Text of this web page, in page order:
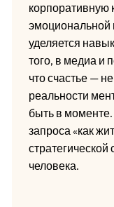
корпоративную
эмоциональной
уделяется
того, в медиа и
что счастье —
реальности
быть в
запроса «как
человека.